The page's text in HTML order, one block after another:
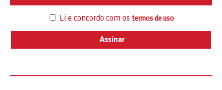
Li e concordo com os termos de uso